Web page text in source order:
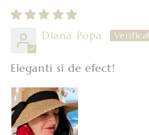
Diana Popa
Eleganti si de efect!